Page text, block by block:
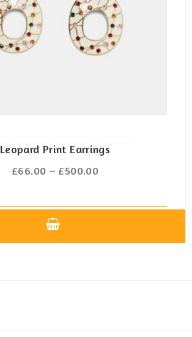
Produktseite
gewählt
Leopard Print Earrings
£66.00 – £500.00Preisspanne:
bis
Dieses